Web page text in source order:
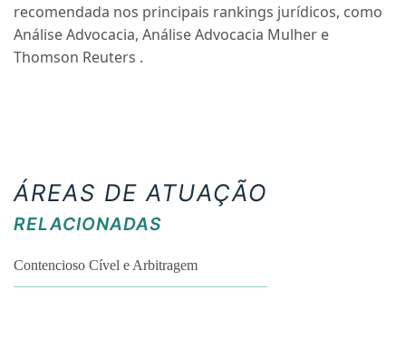
recomendada nos principais rankings jurídicos, como
Análise Advocacia, Análise Advocacia Mulher e
Thomson Reuters .
ÁREAS DE ATUAÇÃO
RELACIONADAS
Contencioso Cível e Arbitragem